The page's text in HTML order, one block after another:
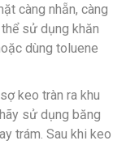
càng nhẵn, càng
sử dụng khăn
dùng toluene
keo tràn ra khu
sử dụng băng
trám. Sau khi keo